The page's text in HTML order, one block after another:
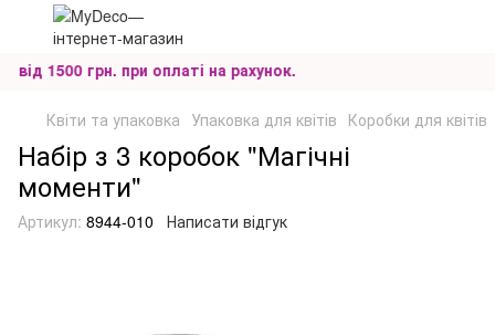
1500 грн. при оплаті на рахунок.
Квіти та упаковка Упаковка для квітів Коробки для квітів
Набір з 3 коробок "Магічні
моменти"
Артикул: 8944-010 Написати відгук